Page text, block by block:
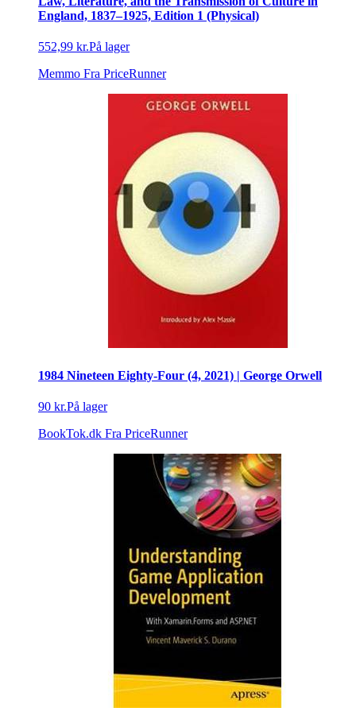
England, 1837–1925, Edition 1 (Physical)
552,99 kr.På lager
Memmo Fra PriceRunner
1984 Nineteen Eighty-Four (4, 2021) | George Orwell
90 kr.På lager
BookTok.dk Fra PriceRunner